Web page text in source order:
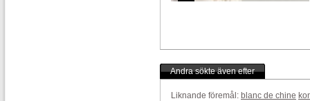
Andra sökte även efter
Liknande föremål: blanc de chine